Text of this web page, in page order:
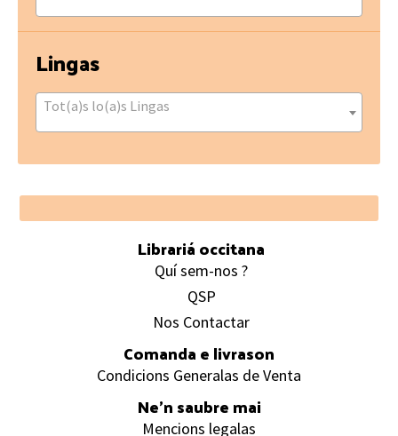
Lingas
Tot(a)s lo(a)s Lingas
Footer
Librariá occitana
Quí sem-nos ?
QSP
Nos Contactar
Comanda e livrason
Condicions Generalas de Venta
Ne’n saubre mai
Mencions legalas